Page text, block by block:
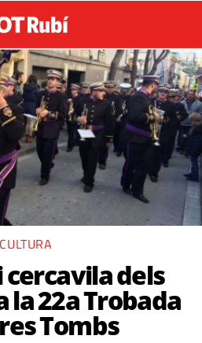
CULTURA
cercavila dels
la 22a Trobada
Tombs